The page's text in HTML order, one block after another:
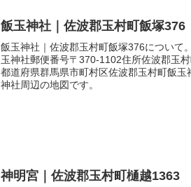
飯玉神社｜佐波郡玉村町飯塚376
飯玉神社｜佐波郡玉村町飯塚376について
玉神社郵便番号〒370-1102住所佐波郡玉
都道府県群馬県市町村区佐波郡玉村町飯玉
神社周辺の地図です。
神明宮｜佐波郡玉村町樋越1363